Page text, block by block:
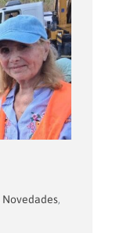
Novedades,